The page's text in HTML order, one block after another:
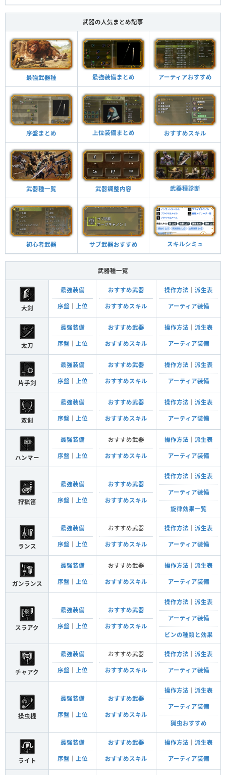
武器の人気まとめ記事
最強武器種 最強装備まとめ アーティアおすすめ
序盤まとめ 上位装備まとめ おすすめスキル
武器種一覧 武器調整内容 武器種診断
初心者武器 サブ武器おすすめ スキルシミュ
武器種一覧
大剣
最強装備
序盤 上位
おすすめ武器
おすすめスキル
操作方法 派生表
アーティア装備
太刀
最強装備
序盤 上位
おすすめ武器
おすすめスキル
操作方法 派生表
アーティア装備
片手剣
最強装備
序盤 上位
おすすめ武器
おすすめスキル
操作方法 派生表
アーティア装備
双剣
最強装備
序盤 上位
おすすめ武器
おすすめスキル
操作方法 派生表
アーティア装備
ハンマー
最強装備
序盤 上位
おすすめ武器
おすすめスキル
操作方法 派生表
アーティア装備
狩猟笛
最強装備
序盤 上位
おすすめ武器
おすすめスキル
操作方法 派生表
アーティア装備
旋律効果一覧
ランス
最強装備
序盤 上位
おすすめ武器
おすすめスキル
操作方法 派生表
アーティア装備
ガンランス
最強装備
序盤 上位
おすすめ武器
おすすめスキル
操作方法 派生表
アーティア装備
スラアク
最強装備
序盤 上位
おすすめ武器
おすすめスキル
操作方法 派生表
アーティア装備
ビンの種類と効果
チャアク
最強装備
序盤 上位
おすすめ武器
おすすめスキル
操作方法 派生表
アーティア装備
操虫棍
最強装備
序盤 上位
おすすめ武器
おすすめスキル
操作方法 派生表
アーティア装備
猟虫おすすめ
ライト
最強装備
序盤 上位
おすすめ武器
おすすめスキル
操作方法 派生表
アーティア装備